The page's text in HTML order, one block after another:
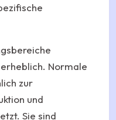
Normale
zur
und
Sie sind